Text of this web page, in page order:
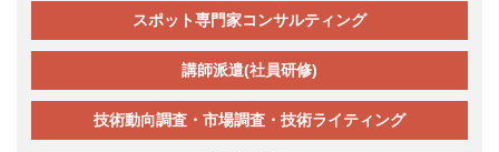
スポット専門家コンサルティング
講師派遣(社員研修)
技術動向調査・市場調査・技術ライティング